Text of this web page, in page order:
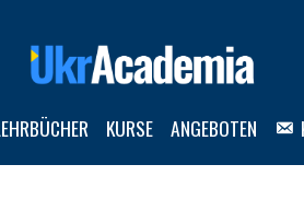
KURSE ANGEBOTEN